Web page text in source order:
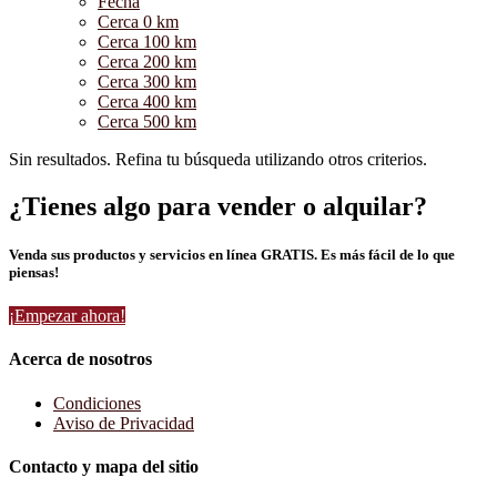
Cerca 0 km
Cerca 100 km
Cerca 200 km
Cerca 300 km
Cerca 400 km
Cerca 500 km
Sin resultados. Refina tu búsqueda utilizando otros criterios.
¿Tienes algo para vender o alquilar?
Venda sus productos y servicios en línea GRATIS. Es más fácil de lo que
piensas!
¡Empezar ahora!
Acerca de nosotros
Condiciones
Aviso de Privacidad
Contacto y mapa del sitio